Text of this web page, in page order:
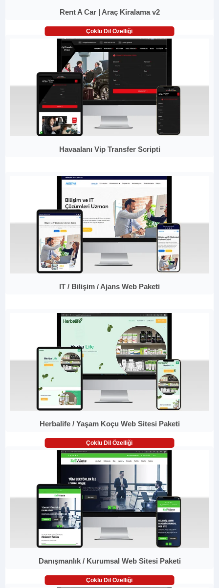
Rent A Car | Araç Kiralama v2
Çoklu Dil Özelliği
Havaalanı Vip Transfer Scripti
IT / Bilişim / Ajans Web Paketi
Herbalife / Yaşam Koçu Web Sitesi Paketi
Çoklu Dil Özelliği
Danışmanlık / Kurumsal Web Sitesi Paketi
Çoklu Dil Özelliği